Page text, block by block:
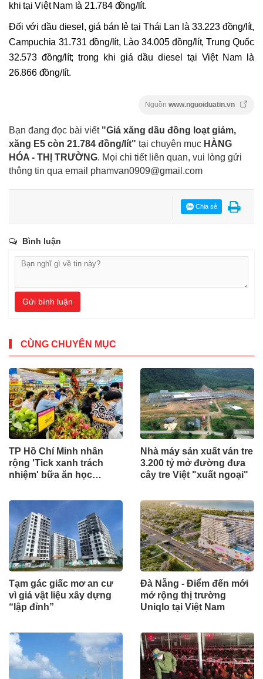
khi tại Việt Nam là 21.784 đồng/lít.
Đối với dầu diesel, giá bán lẻ tại Thái Lan là 33.223 đồng/lít,
Campuchia 31.731 đồng/lít, Lào 34.005 đồng/lít, Trung Quốc
32.573 đồng/lít; trong khi giá dầu diesel tại Việt Nam là
26.866 đồng/lít.
Nguồn www.nguoiduatin.vn
Bạn đang đọc bài viết "Giá xăng dầu đồng loạt giảm,
xăng E5 còn 21.784 đồng/lít" tại chuyên mục HÀNG
HÓA - THỊ TRƯỜNG. Mọi chi tiết liên quan, vui lòng gửi
thông tin qua email phamvan0909@gmail.com
Chia sẻ
Bình luận
Gửi bình luận
CÙNG CHUYÊN MỤC
TP Hồ Chí Minh nhân
rộng 'Tick xanh trách
nhiệm' bữa ăn học
Nhà máy sản xuất ván tre
3.200 tỷ mở đường đưa
cây tre Việt "xuất ngoại"
Tạm gác giấc mơ an cư
vì giá vật liệu xây dựng
“lập đỉnh”
Đà Nẵng - Điểm đến mới
mở rộng thị trường
Uniqlo tại Việt Nam